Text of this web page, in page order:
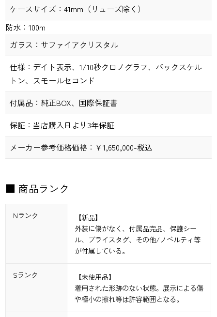
ケースサイズ： 41mm （リューズ除く）
防水：100m
ガラス： サファイアクリスタル
仕様： デイト表示、1/10秒クロノグラフ、バックスケル
トン、スモールセコンド
付属品： 純正BOX、国際保証書
保証： 当店購入日より 3年保証
メーカー参考価格価格：￥1,650,000-税込
■ 商品ランク
Nランク
【新品】
外装に傷がなく、付属品完品、保護シー
ル、ブライスタグ、その他/ノベルティ等
が付属している。
Sランク
【未使用品】
着用された形跡のない状態。展示による傷
や極小の擦れ等は許容範囲となる。